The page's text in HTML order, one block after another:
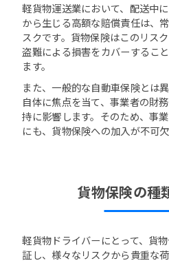
軽貨物運送業において、配送中
から生じる高額な賠償責任は、
スクです。貨物保険はこのリス
盗難による損害をカバーするこ
ます。
また、一般的な自動車保険とは
自体に焦点を当て、事業者の財
持に影響します。そのため、事
にも、貨物保険への加入が不可欠
貨物保険の種
軽貨物ドライバーにとって、貨
証し、様々なリスクから貴重な